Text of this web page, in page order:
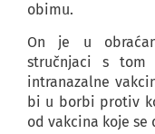
obimu.
On je u
stručnjaci s tom
intranazalne
bi u borbi protiv
od vakcina koje se